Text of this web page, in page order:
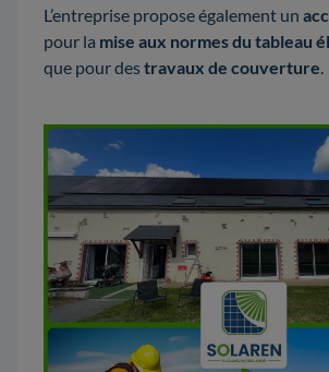
L’entreprise propose également un
pour la mise aux normes du tableau
que pour destravaux de couverture.